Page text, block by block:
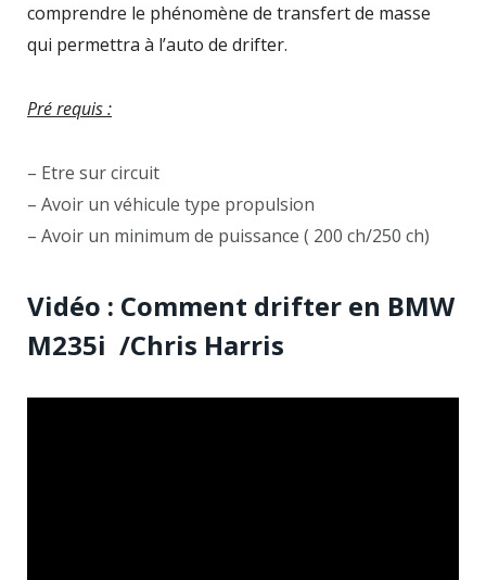
comprendre le phénomène de transfert de masse
qui permettra à l’auto de drifter.
Pré requis :
– Etre sur circuit
– Avoir un véhicule type propulsion
– Avoir un minimum de puissance ( 200 ch/250 ch)
Vidéo : Comment drifter en BMW
M235i /Chris Harris